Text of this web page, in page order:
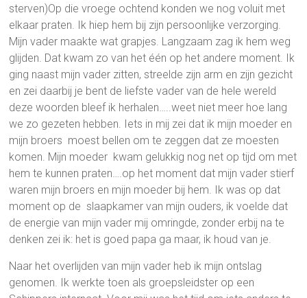
sterven)Op die vroege ochtend konden we nog voluit met
elkaar praten. Ik hiep hem bij zijn persoonlijke verzorging.
Mijn vader maakte wat grapjes. Langzaam zag ik hem weg
glijden. Dat kwam zo van het één op het andere moment. Ik
ging naast mijn vader zitten, streelde zijn arm en zijn gezicht
en zei daarbij je bent de liefste vader van de hele wereld
deze woorden bleef ik herhalen…..weet niet meer hoe lang
we zo gezeten hebben. Iets in mij zei dat ik mijn moeder en
mijn broers moest bellen om te zeggen dat ze moesten
komen. Mijn moeder kwam gelukkig nog net op tijd om met
hem te kunnen praten….op het moment dat mijn vader stierf
waren mijn broers en mijn moeder bij hem. Ik was op dat
moment op de slaapkamer van mijn ouders, ik voelde dat
de energie van mijn vader mij omringde, zonder erbij na te
denken zei ik: het is goed papa ga maar, ik houd van je.
Naar het overlijden van mijn vader heb ik mijn ontslag
genomen. Ik werkte toen als groepsleidster op een